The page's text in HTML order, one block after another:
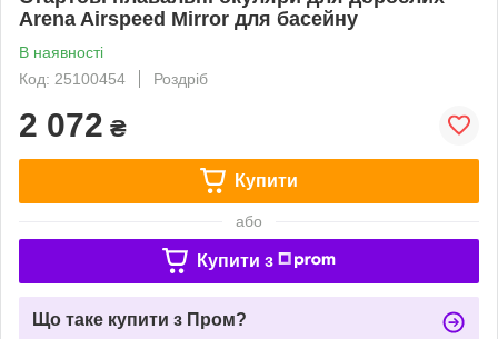
Arena Airspeed Mirror для басейну
В наявності
Код: 25100454
Роздріб
2 072 ₴
Купити
або
Купити з
Що таке купити з Пром?